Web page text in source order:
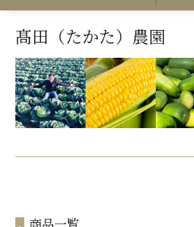
髙田（たかた）農園
商品一覧